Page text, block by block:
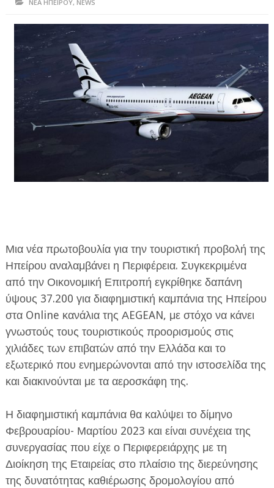
ΗΠΕΙΡΟΣ
ΠΡΕΒΕΖΑ
ΑΡΤΑ
ΙΩΑΝΝΙΝΑ
ΘΕΣΠΡΩΤΙΑ
ΙΟΝΙΑ ΝΗΣΙΑ
ΥΓΕΙΑ-ΟΜΟΡΦΙΑ
ΤΕΧΝΟΛΟΓΙΑ
ΔΙΕΘΝΗ
ΕΦΗΜΕΡΙΔΑ Η ΠΑΡΓΑ
ΝΕΑ ΗΠΕΙΡΟΥ, NEWS
Μια νέα πρωτοβουλία για την τουριστική προβολή της
Ηπείρου αναλαμβάνει η Περιφέρεια. Συγκεκριμένα
από την Οικονομική Επιτροπή εγκρίθηκε δαπάνη
ύψους 37.200 για διαφημιστική καμπάνια της Ηπείρου
στα Online κανάλια της ΑEGEAN, με στόχο να κάνει
γνωστούς τους τουριστικούς προορισμούς στις
χιλιάδες των επιβατών από την Ελλάδα και το
εξωτερικό που ενημερώνονται από την ιστοσελίδα της
και διακινούνται με τα αεροσκάφη της.
Η διαφημιστική καμπάνια θα καλύψει το δίμηνο
Φεβρουαρίου- Μαρτίου 2023 και είναι συνέχεια της
συνεργασίας που είχε ο Περιφερειάρχης με τη
Διοίκηση της Εταιρείας στο πλαίσιο της διερεύνησης
της δυνατότητας καθιέρωσης δρομολογίου από